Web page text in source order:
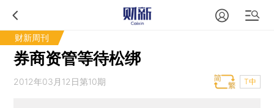
财新周刊
券商资管等待松绑
2012年03月12日第10期 T中